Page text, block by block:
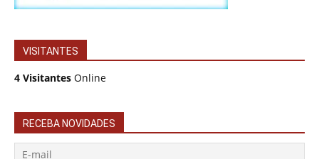
VISITANTES
4 Visitantes Online
RECEBA NOVIDADES